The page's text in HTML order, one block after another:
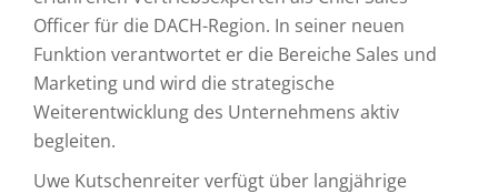
Officer für die DACH-Region. In seiner neuen
Funktion verantwortet er die Bereiche Sales und
Marketing und wird die strategische
Weiterentwicklung des Unternehmens aktiv
begleiten.
Uwe Kutschenreiter verfügt über langjährige